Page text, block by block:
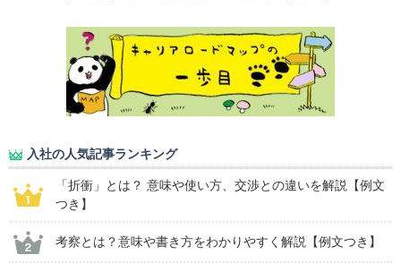
入社の人気記事ランキング
「折衝」とは？ 意味や使い方、交渉との違いを解説【例文
つき】
考察とは？意味や書き方をわかりやすく解説【例文つき】